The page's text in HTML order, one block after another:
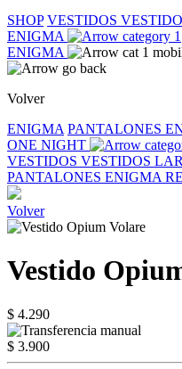
SHOP VESTIDOS
ENIGMA
ENIGMA
Volver
ENIGMA PANTALONES
ONE NIGHT
VESTIDOS VESTIDOS
PANTALONES ENIGMA
Volver
Vestido
$ 4.290
$ 3.900